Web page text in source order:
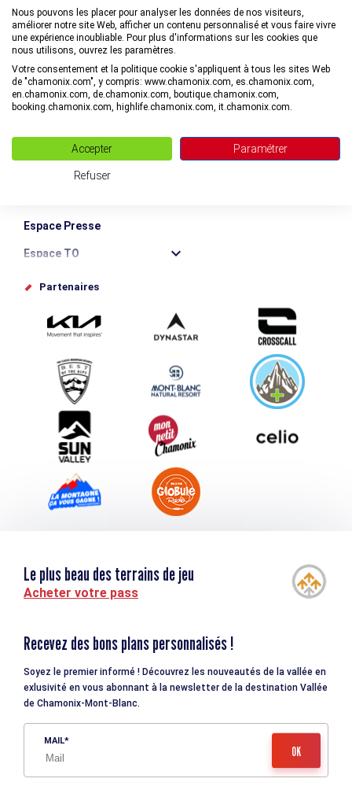
Blog Vallée de Chamonix
Boutique en ligne
Bureau des congrès
Espace Presse
Espace TO
Offices de tourisme
Proposez votre évènement
Service groupes et séminaires
Téléchargements
Tourisme et handicap
Partenaires
Le plus beau des terrains de jeu
Acheter votre pass
Recevez des bons plans personnalisés !
Soyez le premier informé ! Découvrez les nouveautés de la vallée en
exlusivité en vous abonnant à la newsletter de la destination Vallée
de Chamonix-Mont-Blanc.
MAIL
Nous pouvons les placer pour analyser les données de nos visiteurs,
améliorer notre site Web, afficher un contenu personnalisé et vous faire vivre
une expérience inoubliable. Pour plus d'informations sur les cookies que
nous utilisons, ouvrez les paramètres.
Votre consentement et la politique cookie s'appliquent à tous les sites Web
de "chamonix.com", y compris: www.chamonix.com, es.chamonix.com,
en.chamonix.com, de.chamonix.com, boutique.chamonix.com,
booking.chamonix.com, highlife.chamonix.com, it.chamonix.com.
Accepter Paramétrer
Refuser